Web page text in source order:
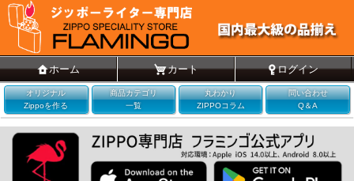
ホーム カート ログイン
オリジナル
Zippoを作る
商品カテゴリ
一覧
丸わかり
ZIPPOコラム
問い合わせ
Q＆A